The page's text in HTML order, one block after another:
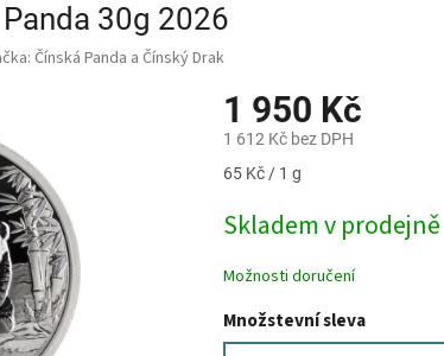
30g 2026
Čínská Panda a Čínský Drak
1 950 Kč
1 612 Kč bez DPH
Měrná
65 Kč / 1 g
Skladem v prodejně
Možnosti doručení
Množstevní sleva